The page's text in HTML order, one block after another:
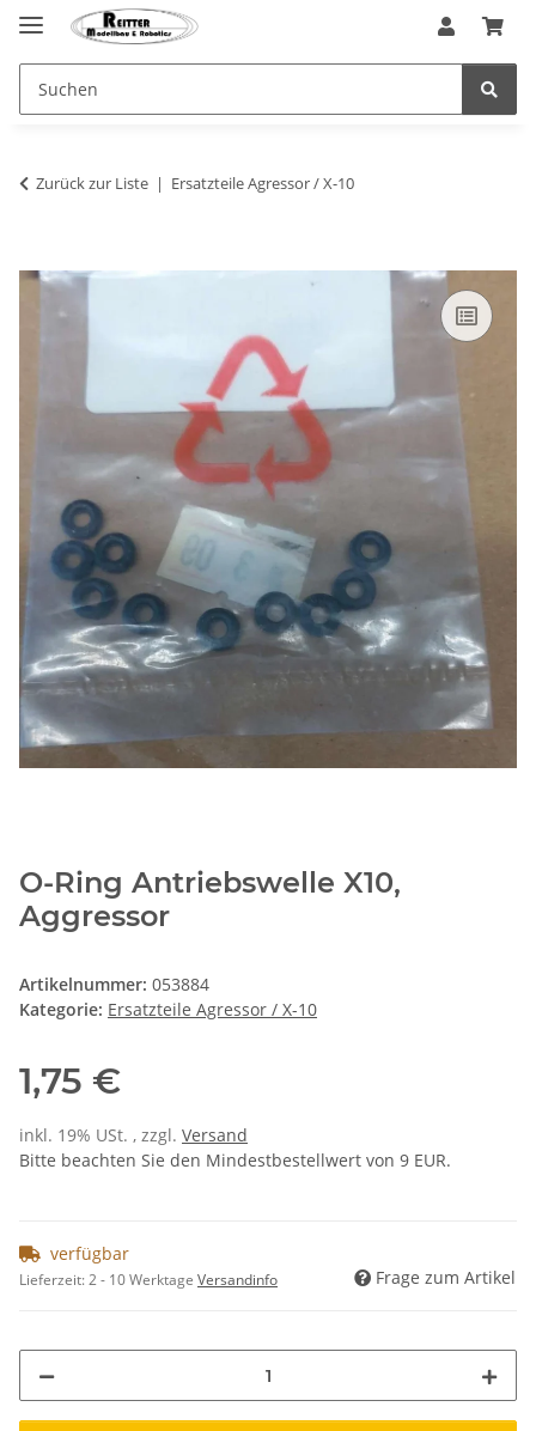
Zurück zur Liste Ersatzteile Agressor / X-10
O-Ring Antriebswelle X10,
Aggressor
Artikelnummer: 053884
Kategorie: Ersatzteile Agressor / X-10
1,75 €
inkl. 19% USt. , zzgl. Versand
Bitte beachten Sie den Mindestbestellwert von 9 EUR.
verfügbar
Lieferzeit:2 - 10 Werktage Versandinfo Frage zum Artikel